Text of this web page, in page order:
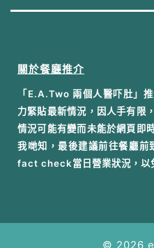
關於餐廳推介
「E.A.Two 兩個人醫吓肚」
力緊貼最新情況，因人手有限
情況可能有變而未能於網頁即
我哋知，最後建議前往餐廳
fact check當日營業狀況，以
© 2026